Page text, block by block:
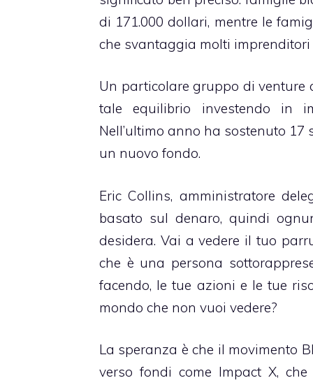
di 171.000 dollari, mentre le
che svantaggia molti
Un particolare gruppo di venture
tale equilibrio investendo in
Nell’ultimo anno ha sostenuto
un nuovo fondo.
Eric Collins, amministratore
basato sul denaro, quindi
desidera. Vai a vedere il tuo
che è una persona
facendo, le tue azioni e le tue
mondo che non vuoi vedere?
La speranza è che il movimento
verso fondi come Impact X,